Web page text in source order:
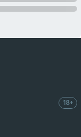
18+